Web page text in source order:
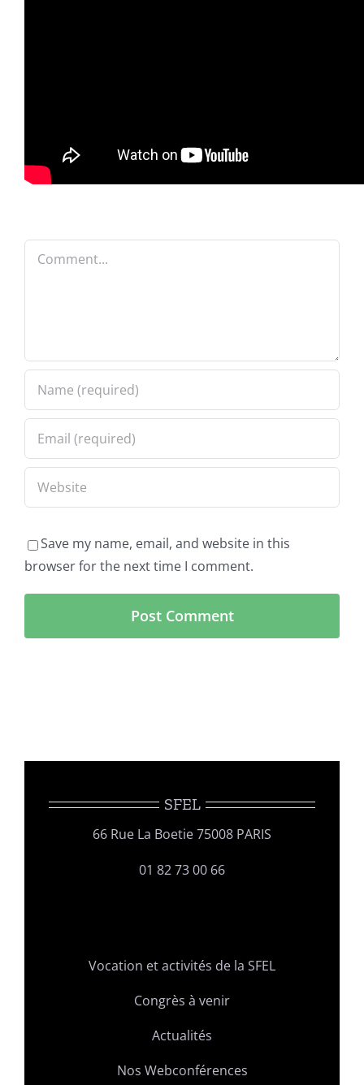
Comment
Save my name, email, and website in this
browser for the next time I comment.
SFEL
66 Rue La Boetie 75008 PARIS
01 82 73 00 66
Vocation et activités de la SFEL
Congrès à venir
Actualités
Nos Webconférences